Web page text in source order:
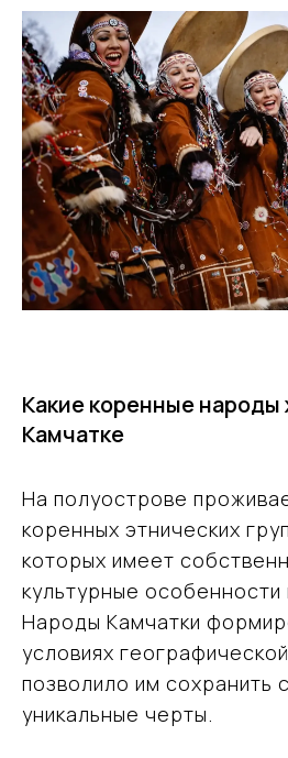
Какие коренные народы
Камчатке
На полуострове
коренных этнических
которых имеет
культурные особенности
Народы Камчатки
условиях
позволило им сохранить
уникальные черты.